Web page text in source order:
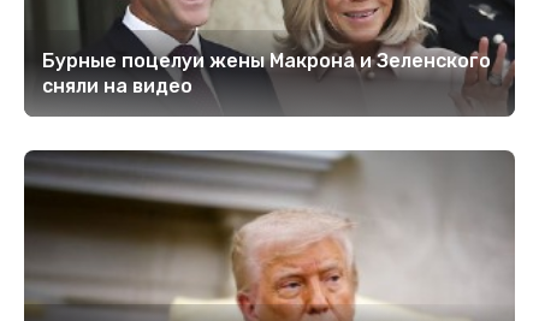
Бурные поцелуи жены Макрона и Зеленского
сняли на видео